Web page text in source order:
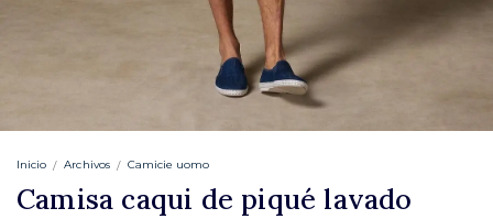
Inicio Archivos Camicie uomo
Camisa caqui de piqué lavado